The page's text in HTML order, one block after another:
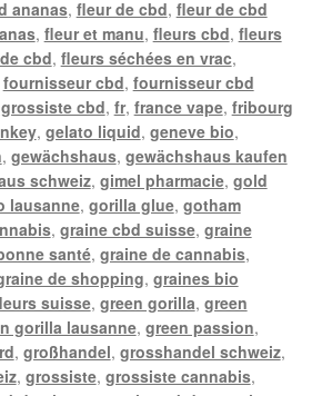
ananas, fleur de cbd, fleur de cbd
, fleur et manu, fleurs cbd, fleurs
cbd, fleurs séchées en vrac,
fournisseur cbd, fournisseur cbd
cbd, fr, france vape, fribourg
, gelato liquid, geneve bio,
, gewächshaus, gewächshaus kaufen
schweiz, gimel pharmacie, gold
lausanne, gorilla glue, gotham
, graine cbd suisse, graine
santé, graine de cannabis,
de shopping, graines bio
suisse, green gorilla, green
gorilla lausanne, green passion,
, großhandel, grosshandel schweiz,
, grossiste, grossiste cannabis,